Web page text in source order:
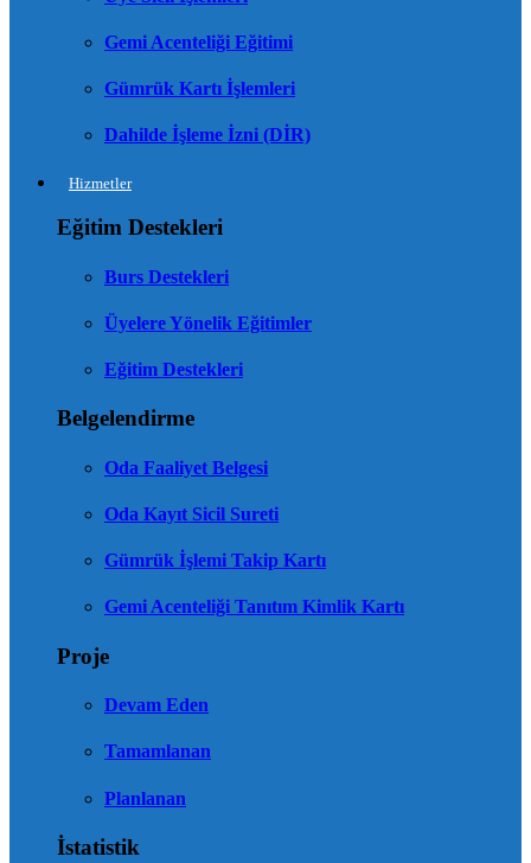
Gemi Acenteliği Eğitimi
Gümrük Kartı İşlemleri
Dahilde İşleme İzni (DİR)
Hizmetler
Eğitim Destekleri
Burs Destekleri
Üyelere Yönelik Eğitimler
Eğitim Destekleri
Belgelendirme
Oda Faaliyet Belgesi
Oda Kayıt Sicil Sureti
Gümrük İşlemi Takip Kartı
Gemi Acenteliği Tanıtım Kimlik Kartı
Proje
Devam Eden
Tamamlanan
Planlanan
İstatistik